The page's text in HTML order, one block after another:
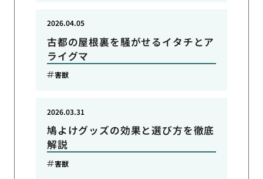
古都の屋根裏を騒がせるイタチとア
ライグマ
2026.04.05
害獣
鳩よけグッズの効果と選び方を徹底
解説
2026.03.31
害獣